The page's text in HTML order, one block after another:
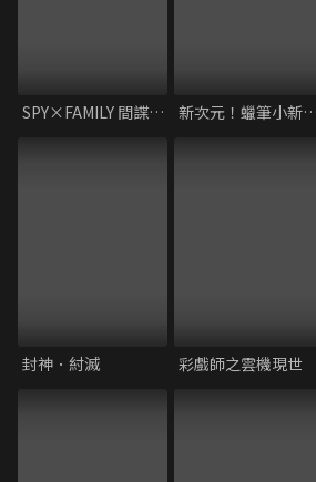
SPY×FAMILY 間諜家家酒 CODE: White 新次元！蠟筆小新電影超能力大決戰～飛吧！手卷壽司～
封神．紂滅 彩戲師之雲機現世